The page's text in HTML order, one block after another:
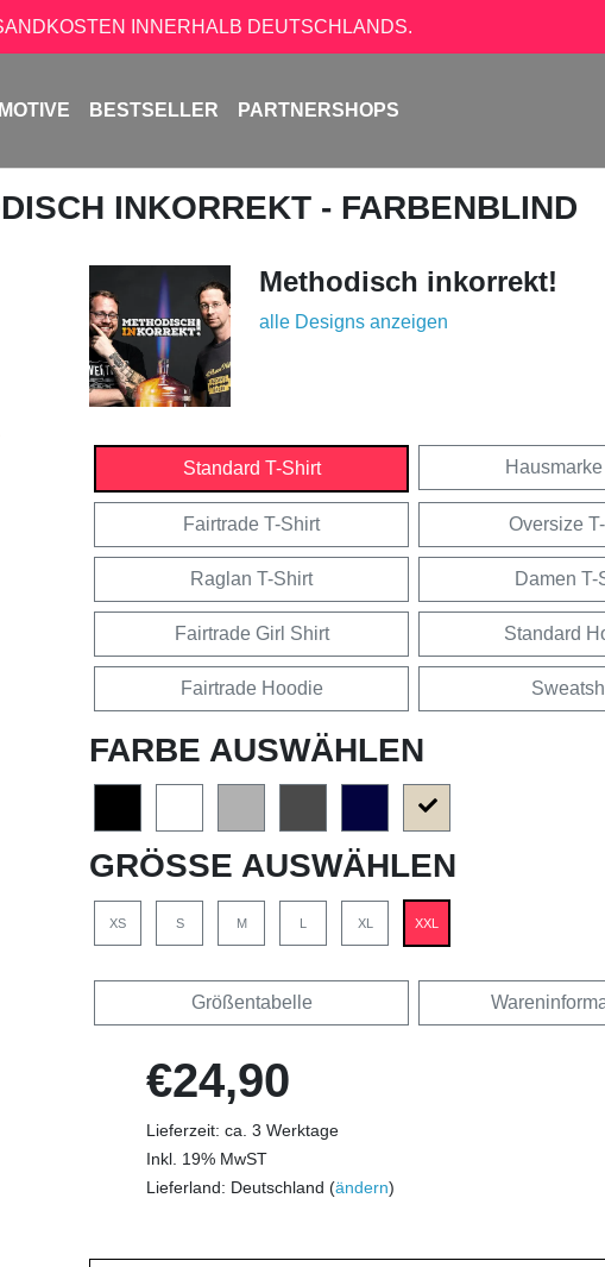
INNERHALB DEUTSCHLANDS.
BESTSELLER PARTNERSHOPS
INKORREKT - FARBENBLIND
Methodisch inkorrekt!
alle Designs anzeigen
Standard T-Shirt
Fairtrade T-Shirt Oversize
Raglan T-Shirt Damen T-
Fairtrade Girl Shirt Standard
Fairtrade Hoodie
FARBE AUSWÄHLEN
GRÖSSE AUSWÄHLEN
XS S M L XL XXL
Größentabelle
€24,90
Lieferzeit: ca. 3 Werktage
Inkl. 19% MwST
Lieferland: Deutschland (ändern)